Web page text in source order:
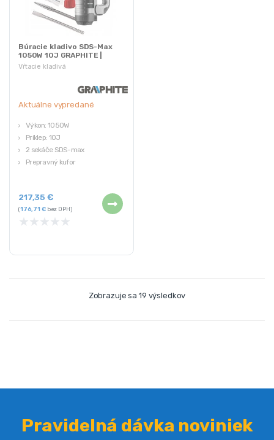
Vŕtacie kladivá
Búracie kladivo SDS-Max
1050W 10J GRAPHITE |
58G875
Aktuálne vypredané
Výkon: 1050W
Príklep: 10J
2 sekáče SDS-max
Prepravný kufor
217,35€
(176,71 €bez DPH)
★ ★ ★ ★ ★
Zobrazuje sa 19 výsledkov
Pravidelná dávka noviniek